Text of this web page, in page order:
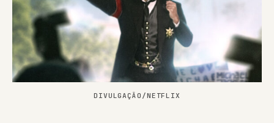
DIVULGAÇÃO/NETFLIX